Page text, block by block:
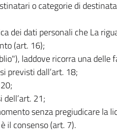
o categorie di
dei dati personali che La
(art. 16);
laddove ricorra una delle
previsti dall’art. 18;
21;
senza pregiudicare
il consenso (art. 7).